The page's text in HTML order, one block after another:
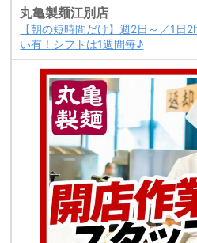
丸亀製麺江別店
【朝の短時間だけ】週2日～／1
い有！シフトは1週間毎♪